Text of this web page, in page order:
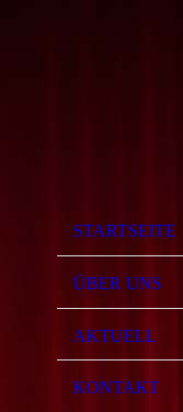
STARTSEITE
ÜBER UNS
AKTUELL
KONTAKT